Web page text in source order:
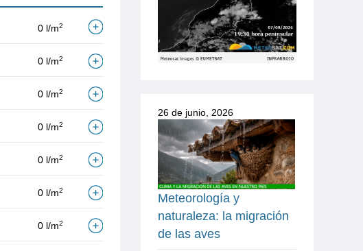
0 l/m2
0 l/m2
0 l/m2
0 l/m2
0 l/m2
0 l/m2
0 l/m2
26 de junio, 2026
Meteorología y
naturaleza: la migración
de las aves